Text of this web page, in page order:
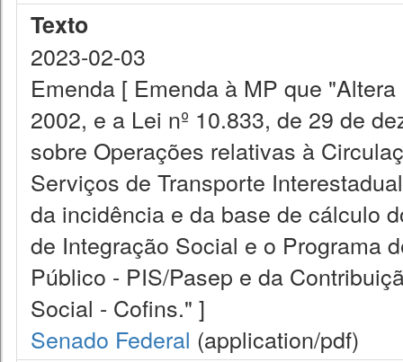
Texto
2023-02-03
Emenda [ Emenda à MP que
2002, e a Lei nº 10.833, de 29 de
sobre Operações relativas à
Serviços de Transporte
da incidência e da base de cálculo
de Integração Social e o Programa
Público - PIS/Pasep e da
Social - Cofins." ]
Senado Federal (application/pdf)